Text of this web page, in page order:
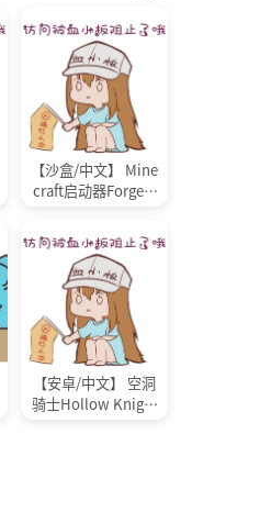
【沙盒/中文】 Mine
craft启动器Forge1.
【安卓/中文】 空洞
骑士Hollow Knight